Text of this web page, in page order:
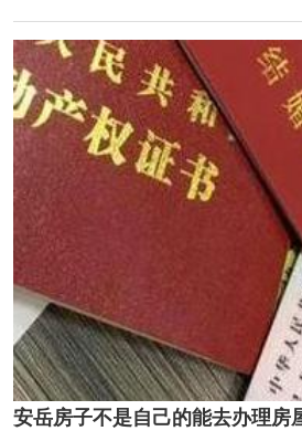
化3%，最长10年，持股3个月可以
息合适。你的条件符合银行要求。银
安岳房子不是自己的能去办理房